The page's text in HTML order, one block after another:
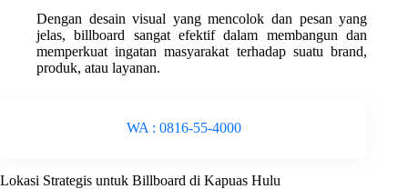
Dengan desain visual yang mencolok dan pesan yang
jelas, billboard sangat efektif dalam membangun dan
memperkuat ingatan masyarakat terhadap suatu brand,
produk, atau layanan.
WA : 0816-55-4000
Lokasi Strategis untuk Billboard di Kapuas Hulu